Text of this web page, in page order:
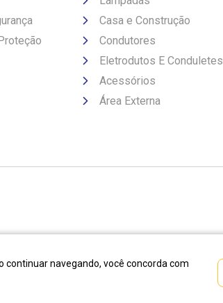
Casa e Construção
Condutores
Eletrodutos E Conduletes
Acessórios
Área Externa
continuar navegando, você concorda com